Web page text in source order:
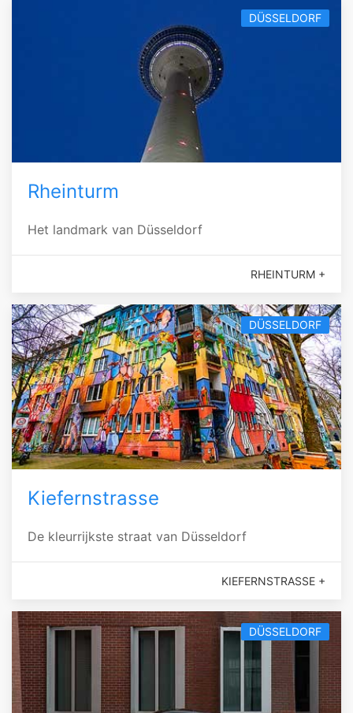
DÜSSELDORF
Rheinturm
Het landmark van Düsseldorf
RHEINTURM +
DÜSSELDORF
Kiefernstrasse
De kleurrijkste straat van Düsseldorf
KIEFERNSTRASSE +
DÜSSELDORF